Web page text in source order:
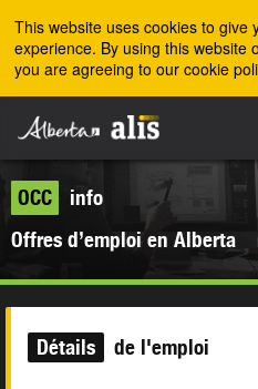
This website uses cookies to give
experience. By using this website
you are agreeing to our cookie
OCC
info
Offres d’emploi en Alberta
Détails de l'emploi